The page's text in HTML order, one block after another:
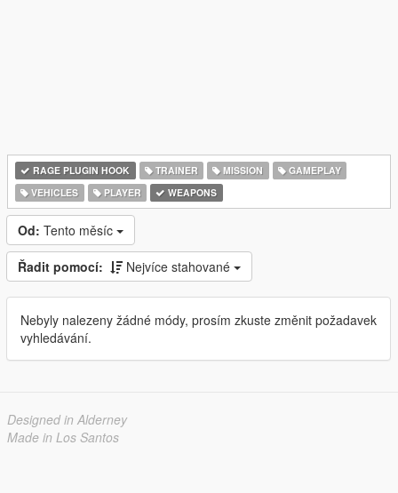
RAGE PLUGIN HOOK TRAINER MISSION
GAMEPLAY
VEHICLES
PLAYER WEAPONS
Od: Tento měsíc
Řadit pomocí: Nejvíce stahované
Nebyly nalezeny žádné módy, prosím zkuste změnit požadavek
vyhledávání.
Designed in Alderney
Made in Los Santos